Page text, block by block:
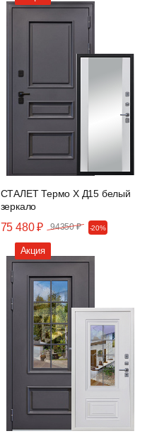
СТАЛЕТ Термо Х Д15 белый
зеркало
75 480 ₽ 94350 ₽ -20%
Акция